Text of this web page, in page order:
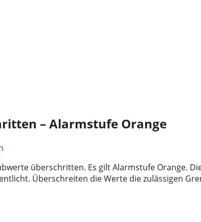
– Alarmstufe Orange
überschritten. Es gilt Alarmstufe Orange.
Überschreiten die Werte die zulässigen